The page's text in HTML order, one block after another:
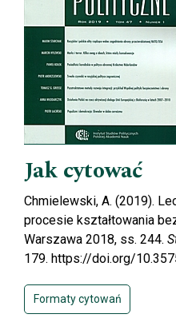
Jak cytować
Chmielewski, A. (2019).
procesie kształtowania
Warszawa 2018, ss. 244.
179. https://doi.org/
Formaty cytowań